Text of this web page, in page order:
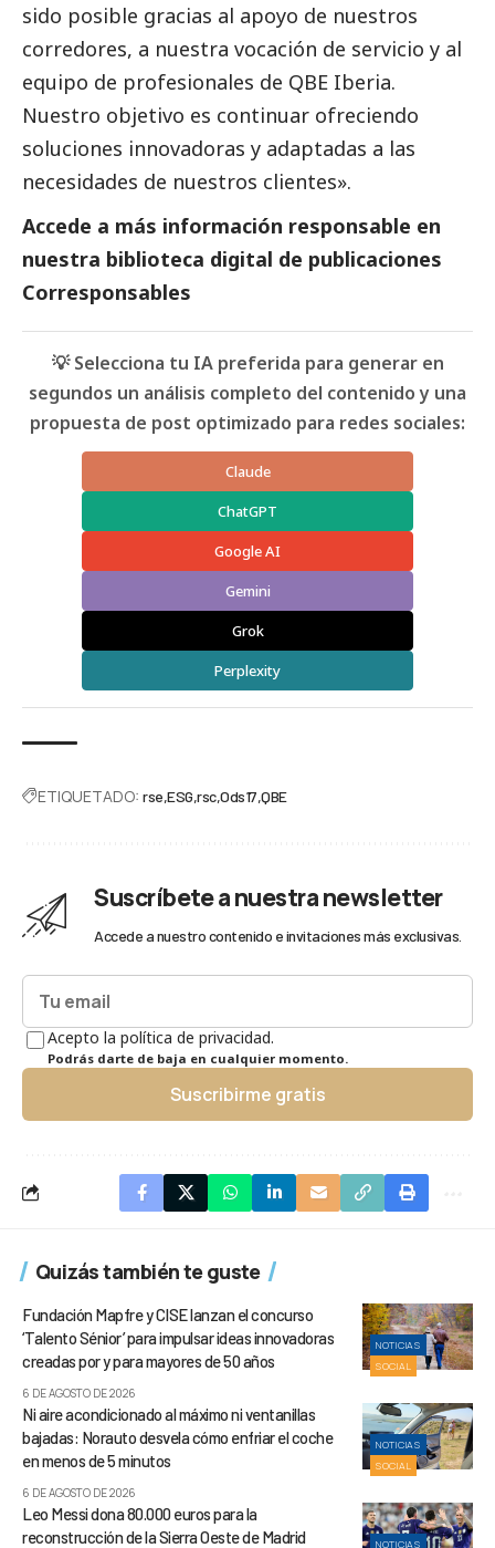
sido posible gracias al apoyo de nuestros
corredores, a nuestra vocación de servicio y al
equipo de profesionales de QBE Iberia.
Nuestro objetivo es continuar ofreciendo
soluciones innovadoras y adaptadas a las
necesidades de nuestros clientes».
Accede a más información responsable en
nuestra biblioteca digital de publicaciones
Corresponsables
💡 Selecciona tu IA preferida para generar en
segundos un análisis completo del contenido y una
propuesta de post optimizado para redes sociales:
Claude
ChatGPT
Google AI
Gemini
Grok
Perplexity
ETIQUETADO: rse ESG rsc Ods17 QBE
Suscríbete a nuestra newsletter
Accede a nuestro contenido e invitaciones más exclusivas.
Acepto la política de privacidad.
Podrás darte de baja en cualquier momento.
Suscribirme gratis
Quizás también te guste
NOTICIAS
SOCIAL
Fundación Mapfre y CISE lanzan el concurso
‘Talento Sénior’ para impulsar ideas innovadoras
creadas por y para mayores de 50 años
6 DE AGOSTO DE 2026
NOTICIAS
SOCIAL
Ni aire acondicionado al máximo ni ventanillas
bajadas: Norauto desvela cómo enfriar el coche
en menos de 5 minutos
6 DE AGOSTO DE 2026
NOTICIAS
Leo Messi dona 80.000 euros para la
reconstrucción de la Sierra Oeste de Madrid